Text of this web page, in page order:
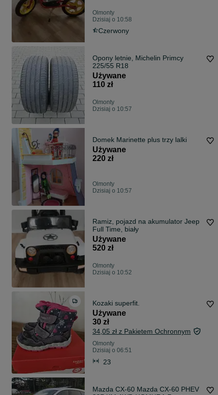
Olmonty
Dzisiaj o 10:58
Czerwony
Opony letnie, Michelin Primcy
225/55 R18
Używane
110 zł
Olmonty
Dzisiaj o 10:57
Domek Marinette plus trzy lalki
Używane
220 zł
Olmonty
Dzisiaj o 10:57
Ramiz, pojazd na akumulator Jeep
Full Time, biały
Używane
520 zł
Olmonty
Dzisiaj o 10:52
Kozaki superfit.
Używane
30 zł
34,05 zł z Pakietem Ochronnym
Olmonty
Dzisiaj o 06:51
23
Mazda CX-60 Mazda CX-60 PHEV